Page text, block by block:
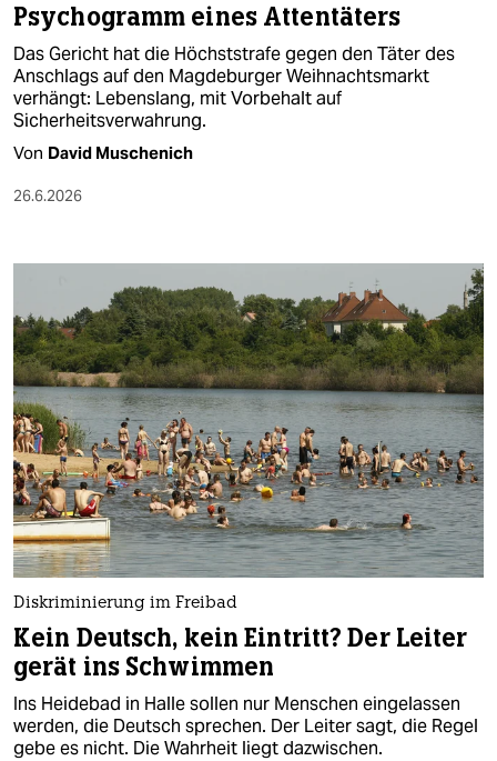
Psychogramm eines Attentäters
Das Gericht hat die Höchststrafe gegen den Täter des
Anschlags auf den Magdeburger Weihnachtsmarkt
verhängt: Lebenslang, mit Vorbehalt auf
Sicherheitsverwahrung.
Von David Muschenich
26.6.2026
Diskriminierung im Freibad
Kein Deutsch, kein Eintritt? Der Leiter
gerät ins Schwimmen
Ins Heidebad in Halle sollen nur Menschen eingelassen
werden, die Deutsch sprechen. Der Leiter sagt, die Regel
gebe es nicht. Die Wahrheit liegt dazwischen.